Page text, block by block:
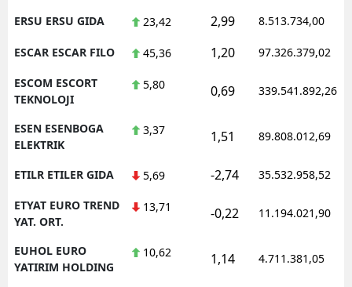
ERSU ERSU GIDA 23,42 2,99 8.513.734,00
ESCAR ESCAR FILO 45,36 1,20 97.326.379,02
ESCOM ESCORT
TEKNOLOJI
5,80 0,69 339.541.892,26
ESEN ESENBOGA
ELEKTRIK
3,37 1,51 89.808.012,69
ETILR ETILER GIDA 5,69 -2,74 35.532.958,52
ETYAT EURO TREND
YAT. ORT.
13,71 -0,22 11.194.021,90
EUHOL EURO
YATIRIM HOLDING
10,62 1,14 4.711.381,05